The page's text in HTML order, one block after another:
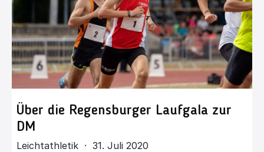
Über die Regensburger Laufgala zur
DM
Leichtathletik · 31. Juli 2020